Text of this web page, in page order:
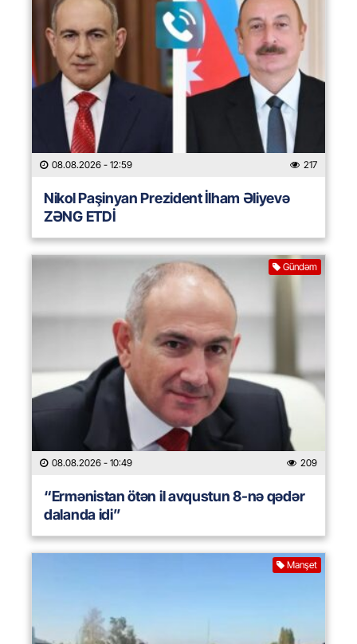
08.08.2026 - 12:59 217
Nikol Paşinyan Prezident İlham Əliyevə
ZƏNG ETDİ
Gündəm
08.08.2026 - 10:49 209
“Ermənistan ötən il avqustun 8-nə qədər
dalanda idi”
Manşet